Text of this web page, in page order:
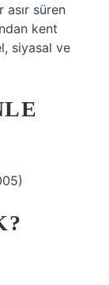
asır süren
kent
siyasal ve